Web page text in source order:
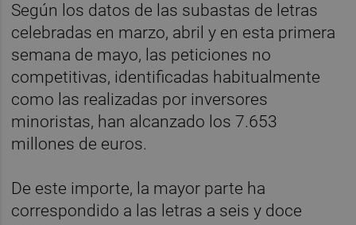
Según los datos de las subastas de letras
celebradas en marzo, abril y en esta primera
semana de mayo, las peticiones no
competitivas, identificadas habitualmente
como las realizadas por inversores
minoristas, han alcanzado los 7.653
millones de euros.
De este importe, la mayor parte ha
correspondido a las letras a seis y doce